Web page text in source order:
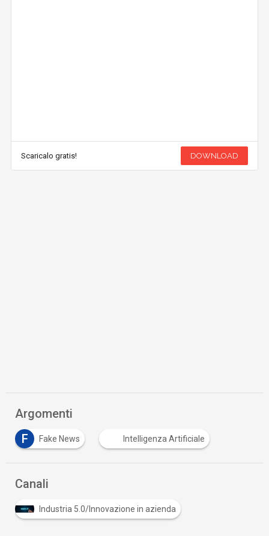
Scaricalo gratis! DOWNLOAD
Argomenti
F
Fake News Intelligenza Artificiale
Canali
Industria 5.0/Innovazione in azienda